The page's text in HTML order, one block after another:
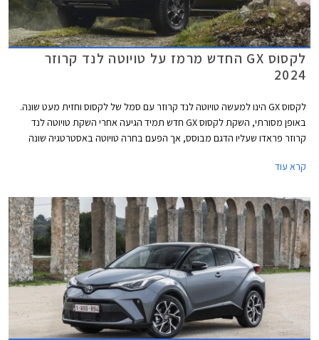
לקסוס GX החדש מרמז על טויוטה לנד קרוזר
2024
לקסוס GX הינו למעשה טויוטה לנד קרוזר עם סמל של לקסוס וחזית מעט שונה.
באופן מסורתי, השקת לקסוס GX חדש תמיד הגיעה אחרי השקת טויוטה לנד
קרוזר פראדו שעליו הדגם מבוסס, אך הפעם בחרה טויוטה באסטרטגיה שונה
ביחס לאחיו העממי שלא שונה מהותית, אך את הדור החדש אולי דווקא נזכה
לראות בארץ.
קרא עוד